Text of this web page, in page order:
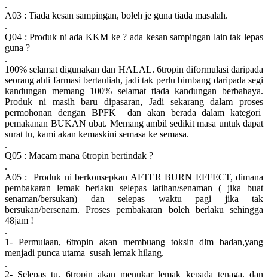
.
A03 : Tiada kesan sampingan, boleh je guna tiada masalah.
.
Q04 : Produk ni ada KKM ke ? ada kesan sampingan lain tak lepas
guna ?
.
100% selamat digunakan dan HALAL. 6tropin diformulasi daripada
seorang ahli farmasi bertauliah, jadi tak perlu bimbang daripada segi
kandungan memang 100% selamat tiada kandungan berbahaya.
Produk ni masih baru dipasaran, Jadi sekarang dalam proses
permohonan dengan BPFK dan akan berada dalam kategori
pemakanan BUKAN ubat. Memang ambil sedikit masa untuk dapat
surat tu, kami akan kemaskini semasa ke semasa.
.
Q05 : Macam mana 6tropin bertindak ?
.
A05 : Produk ni berkonsepkan AFTER BURN EFFECT, dimana
pembakaran lemak berlaku selepas latihan/senaman ( jika buat
senaman/bersukan) dan selepas waktu pagi jika tak
bersukan/bersenam. Proses pembakaran boleh berlaku sehingga
48jam !
.
1- Permulaan, 6tropin akan membuang toksin dlm badan,yang
menjadi punca utama susah lemak hilang.
.
2- Selepas tu, 6tropin akan menukar lemak kepada tenaga, dan